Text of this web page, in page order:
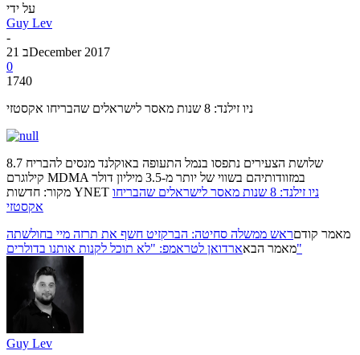
על ידי
Guy Lev
-
21 בDecember 2017
0
1740
ניו זילנד: 8 שנות מאסר לישראלים שהבריחו אקסטזי
שלושת הצעירים נתפסו בנמל התעופה באוקלנד מנסים להבריח 8.7
קילוגרם MDMA במזוודותיהם בשווי של יותר מ-3.5 מיליון דולר
מקור: חדשות YNET ניו זילנד: 8 שנות מאסר לישראלים שהבריחו
אקסטזי
מאמר קודםראש ממשלה סחיטה: הברקזיט חשף את תרזה מיי בחולשתה
מאמר הבאארדואן לטראמפ: "לא תוכל לקנות אותנו בדולרים"
Guy Lev